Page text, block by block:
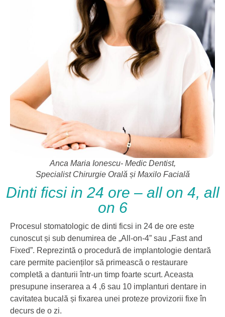
Dinti ficsi in 24 ore – all on 4, all
on 6
Procesul stomatologic de dinti ficsi in 24 de ore este
cunoscut și sub denumirea de „All-on-4” sau „Fast and
Fixed”. Reprezintă o procedură de implantologie dentară
care permite pacienților să primească o restaurare
completă a danturii într-un timp foarte scurt. Aceasta
presupune inserarea a 4 ,6 sau 10 implanturi dentare in
cavitatea bucală și fixarea unei proteze provizorii fixe în
decurs de o zi.
Anca Maria Ionescu- Medic Dentist,
Specialist Chirurgie Orală și Maxilo Facială